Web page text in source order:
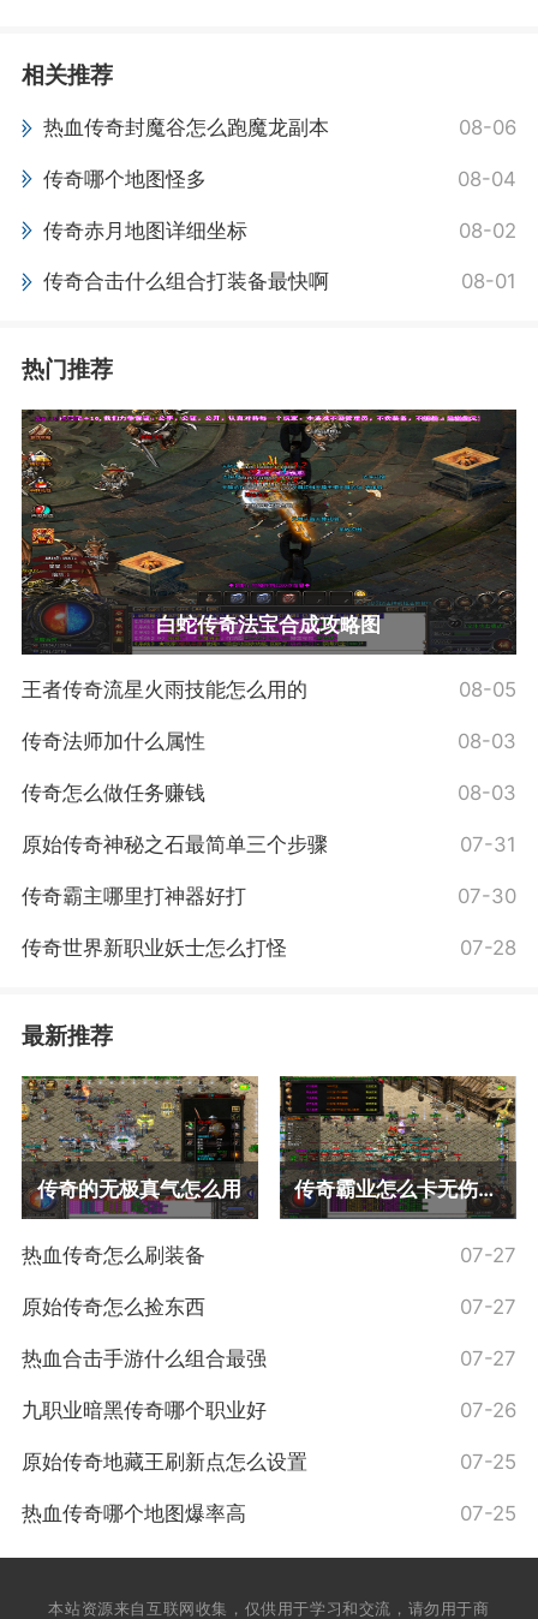
相关推荐
热血传奇封魔谷怎么跑魔龙副本 08-06
传奇哪个地图怪多 08-04
传奇赤月地图详细坐标 08-02
传奇合击什么组合打装备最快啊 08-01
热门推荐
白蛇传奇法宝合成攻略图
王者传奇流星火雨技能怎么用的 08-05
传奇法师加什么属性 08-03
传奇怎么做任务赚钱 08-03
原始传奇神秘之石最简单三个步骤 07-31
传奇霸主哪里打神器好打 07-30
传奇世界新职业妖士怎么打怪 07-28
最新推荐
传奇的无极真气怎么用 传奇霸业怎么卡无伤攻略
热血传奇怎么刷装备 07-27
原始传奇怎么捡东西 07-27
热血合击手游什么组合最强 07-27
九职业暗黑传奇哪个职业好 07-26
原始传奇地藏王刷新点怎么设置 07-25
热血传奇哪个地图爆率高 07-25
本站资源来自互联网收集，仅供用于学习和交流，请勿用于商